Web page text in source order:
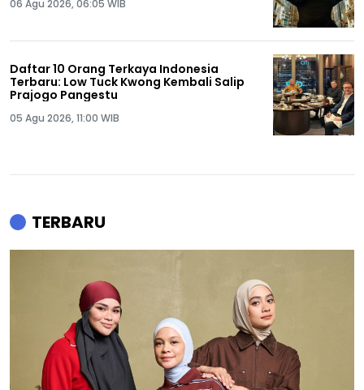
06 Agu 2026, 06:05 WIB
Daftar 10 Orang Terkaya Indonesia
Terbaru: Low Tuck Kwong Kembali Salip
Prajogo Pangestu
05 Agu 2026, 11:00 WIB
TERBARU